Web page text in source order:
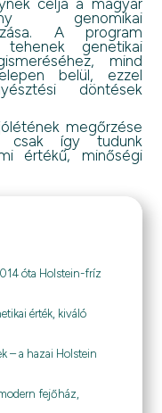
genomikai
A program
genetikai
mind
belül, ezzel
döntések
megőrzése
csak így tudunk
értékű, minőségi
óta Holstein-fríz
érték, kiváló
– a hazai Holstein
fejőház,